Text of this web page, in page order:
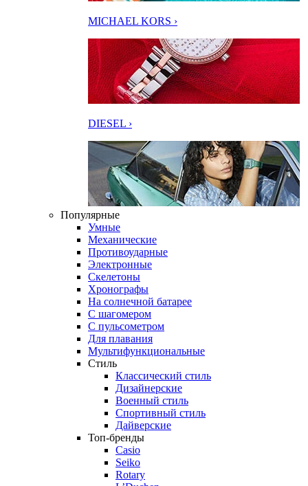
MICHAEL KORS ›
DIESEL ›
Популярные
Умные
Механические
Противоударные
Электронные
Скелетоны
Хронографы
На солнечной батарее
С шагомером
С пульсометром
Для плавания
Мультифункциональные
Стиль
Классический стиль
Дизайнерские
Военный стиль
Спортивный стиль
Дайверские
Топ-бренды
Casio
Seiko
Rotary